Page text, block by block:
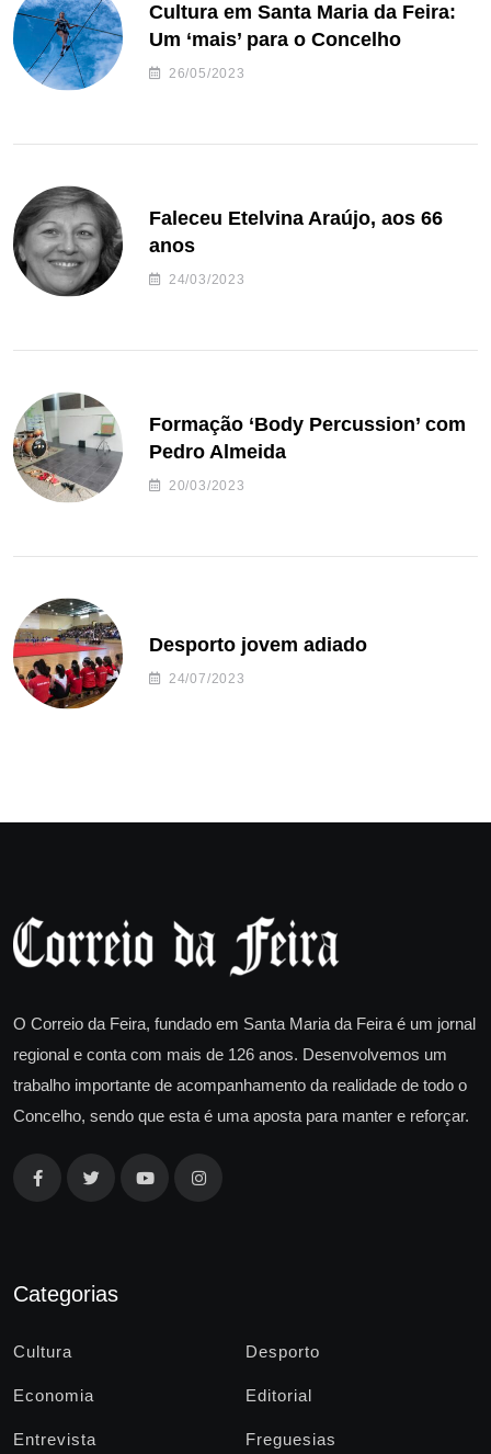
Cultura em Santa Maria da Feira:
Um ‘mais’ para o Concelho
26/05/2023
Faleceu Etelvina Araújo, aos 66
anos
24/03/2023
Formação ‘Body Percussion’ com
Pedro Almeida
20/03/2023
Desporto jovem adiado
24/07/2023
O Correio da Feira, fundado em Santa Maria da Feira é um jornal
regional e conta com mais de 126 anos. Desenvolvemos um
trabalho importante de acompanhamento da realidade de todo o
Concelho, sendo que esta é uma aposta para manter e reforçar.
Categorias
Cultura Desporto
Economia Editorial
Entrevista Freguesias